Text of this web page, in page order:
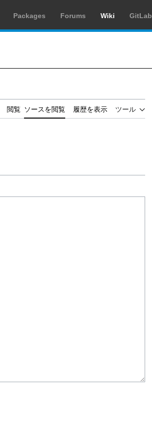
Packages Forums Wiki GitLab
閲覧 ソースを閲覧 履歴を表示 ツール